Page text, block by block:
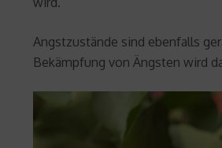
Angstzustände sind ebenfalls
Bekämpfung von Ängsten wird